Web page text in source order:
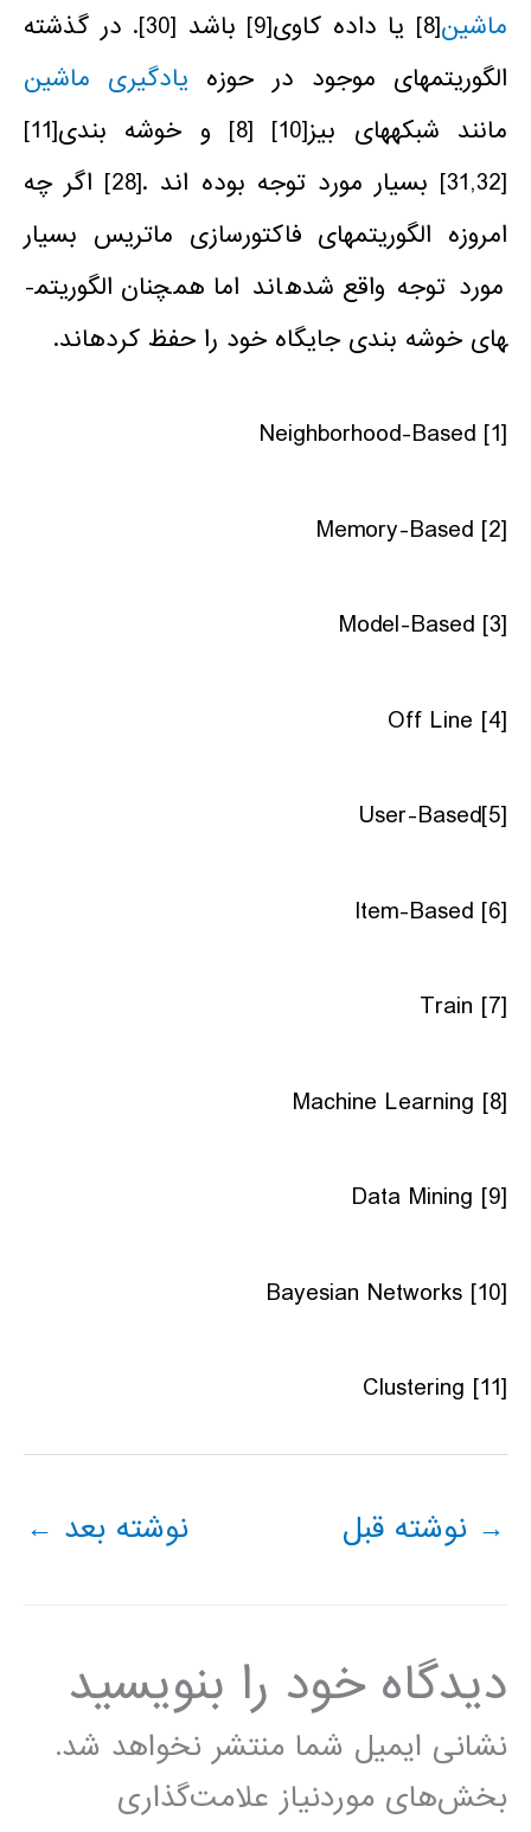
ماشین[8] یا داده کاوی[9]
باشد [30]. در گذشته
الگوریتم­های موجود در حوزه­ یادگیری ماشین
مانند شبکه­های بیز[10] [8] و خوشه بندی
[11]
[31,32] بسیار مورد توجه بوده­ اند .[28] اگر چه
امروزه الگوریتم­های فاکتورسازی ماتریس بسیار
مورد توجه واقع شده­اند اما همچنان الگوریتم­
های خوشه بندی جایگاه خود را حفظ کرده­اند.
[1]
[2]
[3]
[4]
[5]
User-Based
[6]
[7]
[8]
[9]
[10]
[11]
→ نوشته قبل نوشته بعد ←
دیدگاه‌ خود را بنویسید
نشانی ایمیل شما منتشر نخواهد شد.
بخش‌های موردنیاز علامت‌گذاری